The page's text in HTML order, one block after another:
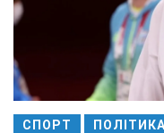
СПОРТ